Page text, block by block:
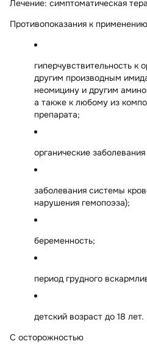
Лечение: симптоматическая
Противопоказания к применению
гиперчувствительность к
другим производным
неомицину и другим
а также к любому из
препарата;
органические
заболевания системы
нарушения гемопоэза);
беременность;
период грудного
детский возраст до 18 лет.
С осторожностью